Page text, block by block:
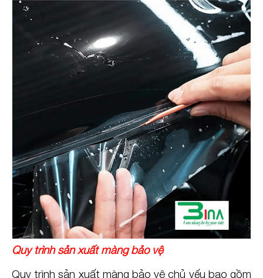
Quy trình sản xuất màng bảo vệ
Quy trình sản xuất màng bảo vệ chủ yếu bao gồm